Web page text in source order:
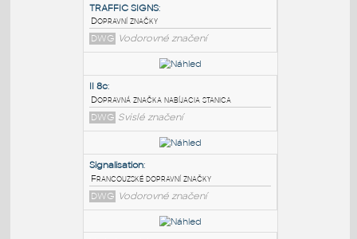
TRAFFIC SIGNS:
Dopravní značky
DWG Vodorovné značení
II 8c: